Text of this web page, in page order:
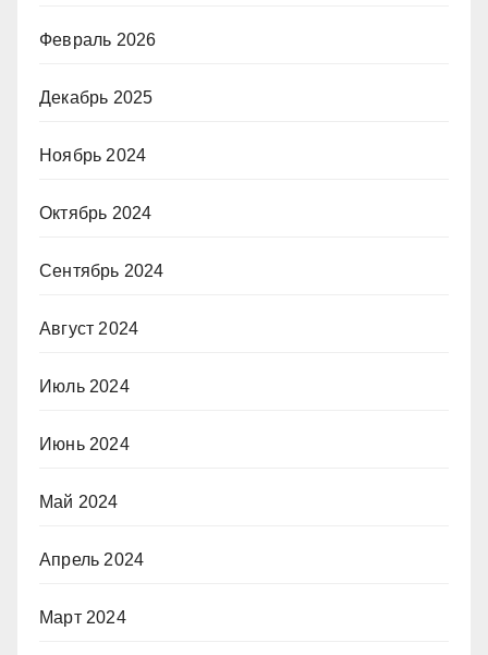
Февраль 2026
Декабрь 2025
Ноябрь 2024
Октябрь 2024
Сентябрь 2024
Август 2024
Июль 2024
Июнь 2024
Май 2024
Апрель 2024
Март 2024